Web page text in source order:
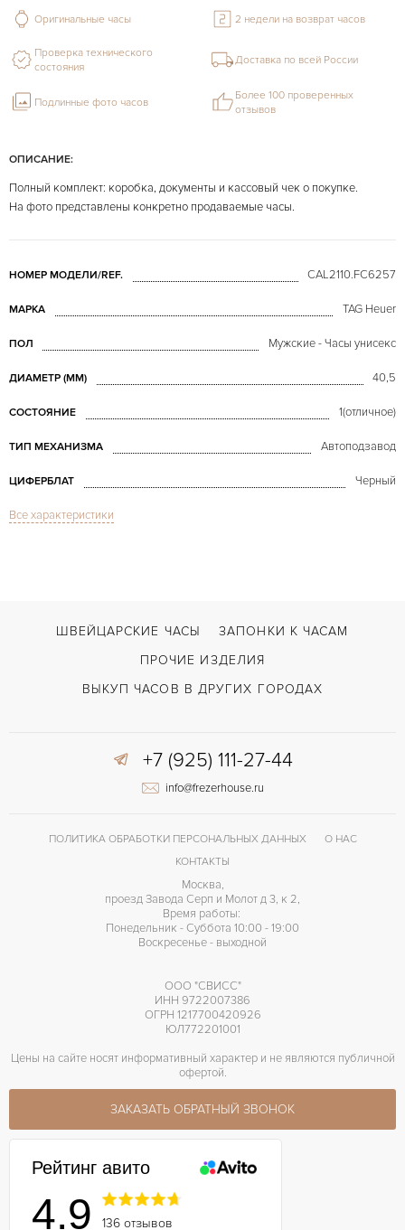
ОПИСАНИЕ:
Полный комплект: коробка, документы и кассовый чек о покупке.
На фото представлены конкретно продаваемые часы.
НОМЕР МОДЕЛИ/REF. CAL2110.FC6257
МАРКА TAG Heuer
ПОЛ Мужские - Часы унисекс
ДИАМЕТР (MM) 40,5
СОСТОЯНИЕ 1(отличное)
ТИП МЕХАНИЗМА Автоподзавод
ЦИФЕРБЛАТ Черный
СТЕКЛО
ВОЗМОЖНОСТИ ДОСТАВКИ С документами, С футляром
Двойной сложности застежка
Все характеристики
Оригинальные часы 2 недели на возврат часов
Проверка технического
состояния
Доставка по всей России
Подлинные фото часов
Более 100 проверенных
отзывов
ШВЕЙЦАРСКИЕ ЧАСЫ
ЗАПОНКИ К ЧАСАМ
ПРОЧИЕ ИЗДЕЛИЯ
ВЫКУП ЧАСОВ В ДРУГИХ ГОРОДАХ
+7 (925) 111-27-44
info@frezerhouse.ru
ПОЛИТИКА ОБРАБОТКИ ПЕРСОНАЛЬНЫХ ДАННЫХ
О НАС
КОНТАКТЫ
Москва,
проезд Завода Серп и Молот д 3, к 2,
Время работы:
Понедельник - Суббота 10:00 - 19:00
Воскресенье - выходной
ООО "СВИСС"
ИНН 9722007386
ОГРН 1217700420926
ЮЛ772201001
Цены на сайте носят информативный характер и не являются публичной
офертой.
ЗАКАЗАТЬ ОБРАТНЫЙ ЗВОНОК
Рейтинг авито
4.9 136 отзывов